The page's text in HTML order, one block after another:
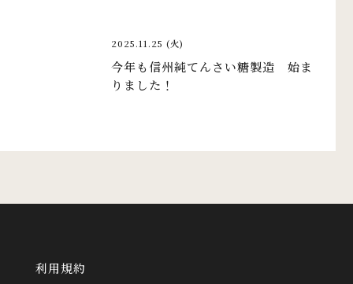
2025.11.25 (火)
今年も信州純てんさい糖製造 始ま
りました！
利用規約